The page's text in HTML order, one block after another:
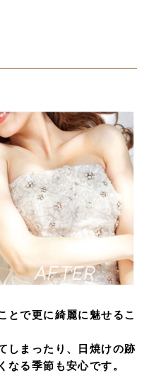
とで更に綺麗に魅せるこ
しまったり、日焼けの跡
なる季節も安心です。